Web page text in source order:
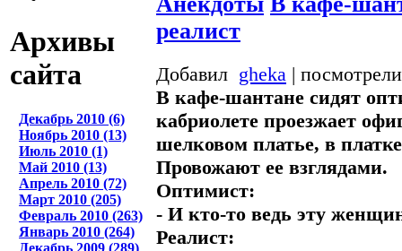
Архивы
сайта
Декабрь 2010 (6)
Ноябрь 2010 (13)
Июль 2010 (1)
Май 2010 (13)
Апрель 2010 (72)
Март 2010 (205)
Февраль 2010 (263)
Январь 2010 (264)
Декабрь 2009 (289)
реалист
Добавил gheka |
В кафе-шантане сидят
кабриолете проезжает
шелковом платье, в
Провожают ее взглядами.
Оптимист:
- И кто-то ведь эту
Реалист: